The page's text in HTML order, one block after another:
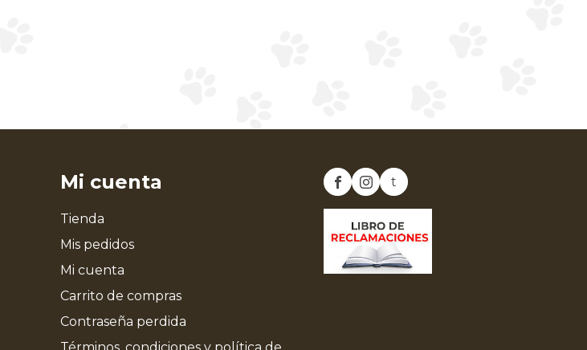
Mi cuenta
Tienda
Mis pedidos
Mi cuenta
Carrito de compras
Contraseña perdida
t